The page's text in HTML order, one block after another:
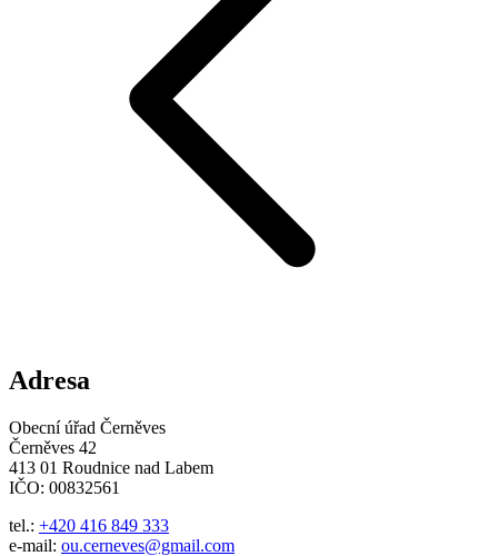
Adresa
Obecní úřad Černěves
Černěves 42
413 01 Roudnice nad Labem
IČO: 00832561
tel.: +420 416 849 333
e-mail: ou.cerneves@gmail.com